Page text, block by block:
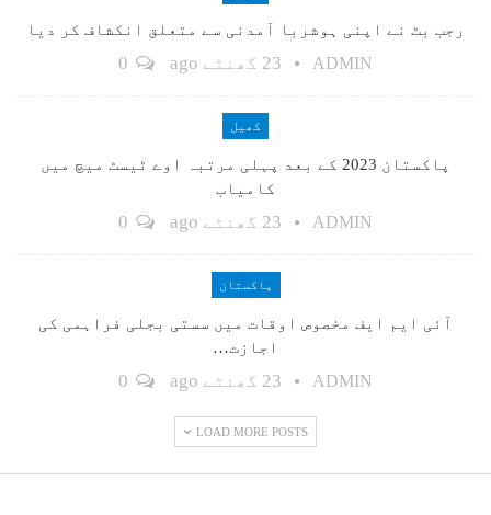
رجب بٹ نے اپنی ہوشربا آمدنی سے متعلق انکشاف کر دیا
ADMIN 23 گھنٹے ago
کھیل
پاکستان 2023 کے بعد پہلی مرتبہ اوے ٹیسٹ میچ میں
کامیاب
ADMIN 23 گھنٹے ago
پاکستان
آئی ایم ایف مخصوص اوقات میں سستی بجلی فراہمی کی
اجازت…
ADMIN 23 گھنٹے ago
LOAD MORE POSTS